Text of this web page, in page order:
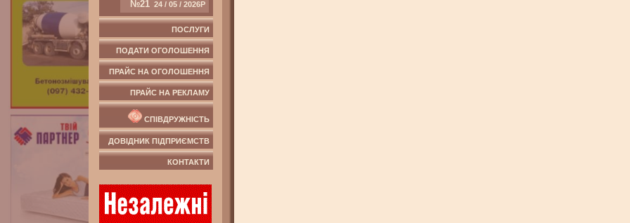
№21 24 / 05 / 2026Р
ПОСЛУГИ
ПОДАТИ ОГОЛОШЕННЯ
ПРАЙС НА ОГОЛОШЕННЯ
ПРАЙС НА РЕКЛАМУ
СПІВДРУЖНІСТЬ
ДОВІДНИК ПІДПРИЄМСТВ
КОНТАКТИ